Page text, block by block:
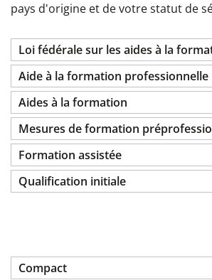
pays d'origine et de votre statut de
Loi fédérale sur les aides à la
Aide à la formation professionnelle
Aides à la formation
Mesures de formation
Formation assistée
Qualification initiale
Compact